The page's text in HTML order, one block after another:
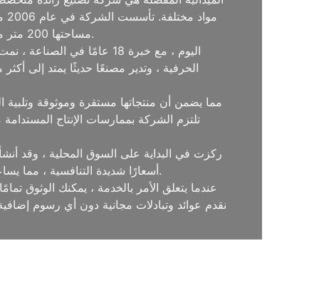
مساحتها 200 متر مربع. بفضل تفانيها في الحرفية والاهتمام بالتفاصيل ، اكتسبتبسرعة الاعتراف وإشادة واسعة النطاق.
اليوم ، مع خبرة 18
ركزت في البداية على السوق المحلية ، وقد
تقدم Medal Bespoke أسعارًا شديدة التنافسية ، مما يساعد العملاء على تقليل التكاليف عن طريق القضاء على الوسطاء مع تقديم أعلى جودة المنتجات.
عندما يتعلق الأمر بالخدمة ، يمكنك الوثوق
نقدم عوائد وتبادلات مجانية دون أي رسوم